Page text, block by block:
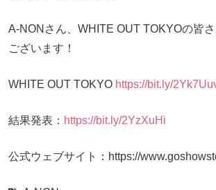
A-NONさん、WHITE OUT TOKYOの皆
ございます！
WHITE OUT TOKYO https://bit.ly/
結果発表： https://bit.ly/2YzXuHi
公式ウェブサイト：https://